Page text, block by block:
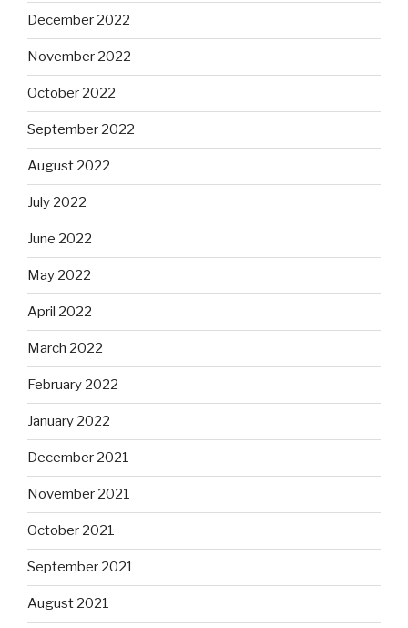
December 2022
November 2022
October 2022
September 2022
August 2022
July 2022
June 2022
May 2022
April 2022
March 2022
February 2022
January 2022
December 2021
November 2021
October 2021
September 2021
August 2021